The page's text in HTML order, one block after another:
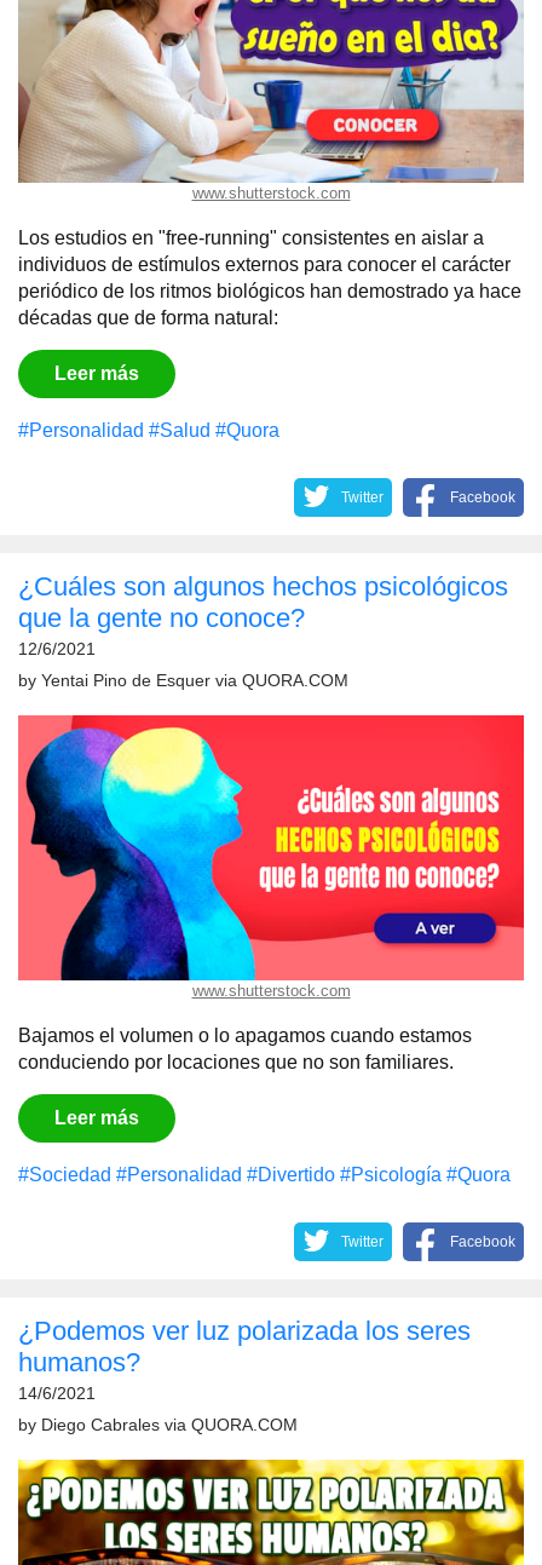
www.shutterstock.com
Los estudios en "free-running" consistentes en aislar a
individuos de estímulos externos para conocer el carácter
periódico de los ritmos biológicos han demostrado ya hace
décadas que de forma natural:
Leer más
#Personalidad #Salud #Quora
Twitter Facebook
¿Cuáles son algunos hechos psicológicos
que la gente no conoce?
12/6/2021
by Yentai Pino de Esquer via QUORA.COM
www.shutterstock.com
Bajamos el volumen o lo apagamos cuando estamos
conduciendo por locaciones que no son familiares.
Leer más
#Sociedad #Personalidad #Divertido #Psicología #Quora
Twitter Facebook
¿Podemos ver luz polarizada los seres
humanos?
14/6/2021
by Diego Cabrales via QUORA.COM